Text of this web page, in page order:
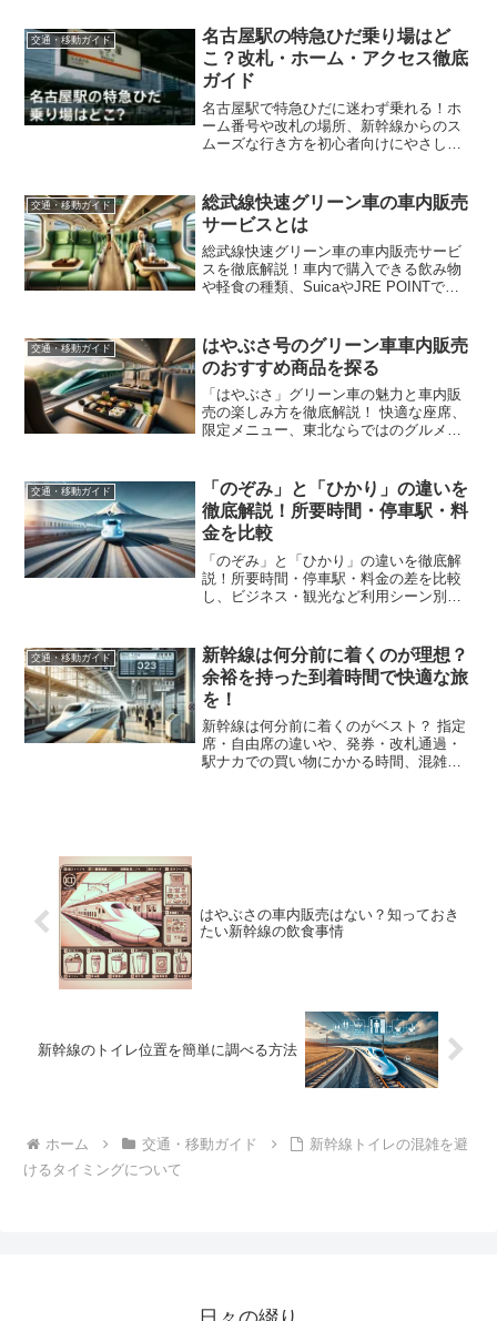
移動のための情報をチェック！
交通・移動ガイド
名古屋駅の特急ひだ乗り場はど
こ？改札・ホーム・アクセス徹底
ガイド
名古屋駅で特急ひだに迷わず乗れる！ホ
ーム番号や改札の場所、新幹線からのス
ムーズな行き方を初心者向けにやさしく
交通・移動ガイド
総武線快速グリーン車の車内販売
サービスとは
総武線快速グリーン車の車内販売サービ
スを徹底解説！車内で購入できる飲み物
や軽食の種類、SuicaやJRE POINTでの
めのポイントを押さえ、より充実した鉄
道の旅を楽しみましょう！
交通・移動ガイド
はやぶさ号のグリーン車車内販売
のおすすめ商品を探る
「はやぶさ」グリーン車の魅力と車内販
売の楽しみ方を徹底解説！ 快適な座席、
限定メニュー、東北ならではのグルメな
ーン車のサービスを詳しく解説します。
快適な移動を楽しみたい方は必見！
交通・移動ガイド
「のぞみ」と「ひかり」の違いを
徹底解説！所要時間・停車駅・料
金を比較
「のぞみ」と「ひかり」の違いを徹底解
説！所要時間・停車駅・料金の差を比較
し、ビジネス・観光など利用シーン別の
新幹線を選びたい方は必見！
交通・移動ガイド
新幹線は何分前に着くのが理想？
余裕を持った到着時間で快適な旅
を！
新幹線は何分前に着くのがベスト？ 指定
席・自由席の違いや、発券・改札通過・
駅ナカでの買い物にかかる時間、混雑時
はやぶさの車内販売はない？知っておき
たい新幹線の飲食事情
新幹線のトイレ位置を簡単に調べる方法
ホーム 交通・移動ガイド
新幹線トイレの混雑を避
けるタイミングについて